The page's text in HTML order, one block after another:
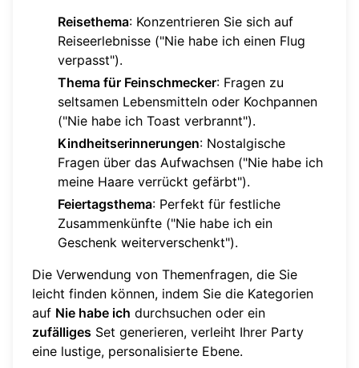
Reisethema: Konzentrieren Sie sich auf
Reiseerlebnisse ("Nie habe ich einen Flug
verpasst").
Thema für Feinschmecker: Fragen zu
seltsamen Lebensmitteln oder Kochpannen
("Nie habe ich Toast verbrannt").
Kindheitserinnerungen: Nostalgische
Fragen über das Aufwachsen ("Nie habe ich
meine Haare verrückt gefärbt").
Feiertagsthema: Perfekt für festliche
Zusammenkünfte ("Nie habe ich ein
Geschenk weiterverschenkt").
Die Verwendung von Themenfragen, die Sie
leicht finden können, indem Sie die Kategorien
auf Nie habe ich durchsuchen oder ein
zufälliges Set generieren, verleiht Ihrer Party
eine lustige, personalisierte Ebene.